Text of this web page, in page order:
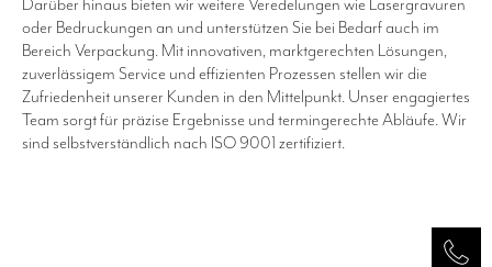
Darüber hinaus bieten wir weitere Veredelungen wie Lasergravuren
oder Bedruckungen an und unterstützen Sie bei Bedarf auch im
Bereich Verpackung. Mit innovativen, marktgerechten Lösungen,
zuverlässigem Service und effizienten Prozessen stellen wir die
Zufriedenheit unserer Kunden in den Mittelpunkt. Unser engagiertes
Team sorgt für präzise Ergebnisse und termingerechte Abläufe. Wir
sind selbstverständlich nach ISO 9001 zertifiziert.